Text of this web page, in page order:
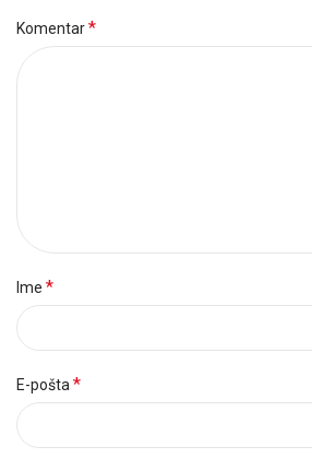
Komentar*
Ime *
E-pošta*